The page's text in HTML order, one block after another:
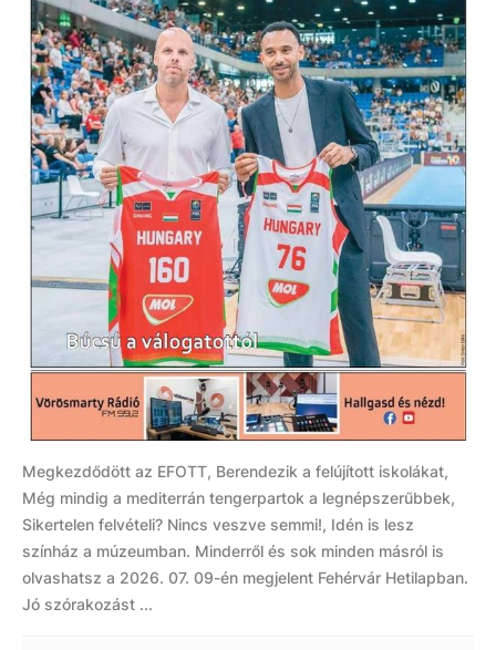
Megkezdődött az EFOTT, Berendezik a felújított iskolákat,
Még mindig a mediterrán tengerpartok a legnépszerűbbek,
Sikertelen felvételi? Nincs veszve semmi!, Idén is lesz
színház a múzeumban. Minderről és sok minden másról is
olvashatsz a 2026. 07. 09-én megjelent Fehérvár Hetilapban.
Jó szórakozást ...